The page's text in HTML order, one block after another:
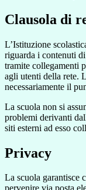
Clausola di
L’Istituzione
riguarda i contenuti
tramite collegamenti
agli utenti della rete.
necessariamente il
La scuola non si
problemi derivanti
siti esterni ad esso
Privacy
La scuola garantisce